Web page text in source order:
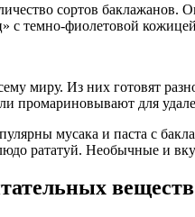
сортов
с темно-фиолетовой
миру. Из них готовят
промариновывают для
мусака и паста с
рататуй. Необычные и